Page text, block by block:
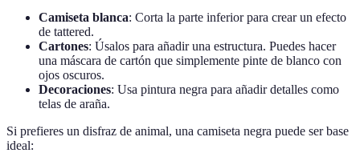
Camiseta blanca: Corta la parte inferior para crear un efecto
de tattered.
Cartones: Úsalos para añadir una estructura. Puedes hacer
una máscara de cartón que simplemente pinte de blanco con
ojos oscuros.
Decoraciones: Usa pintura negra para añadir detalles como
telas de araña.
Si prefieres un disfraz de animal, una camiseta negra puede ser base
ideal: